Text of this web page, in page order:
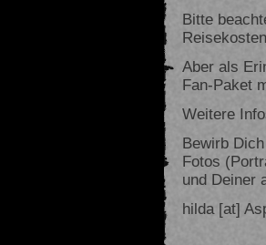
Bitte
Aber als
Fan-Paket
Weitere
Bewirb
Fotos
und Deiner
hilda [at]